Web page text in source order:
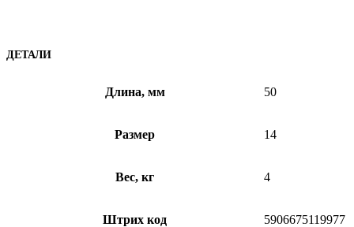
ДЕТАЛИ
Длина, мм 50
Размер 14
Вес, кг 4
Штрих код 5906675119977